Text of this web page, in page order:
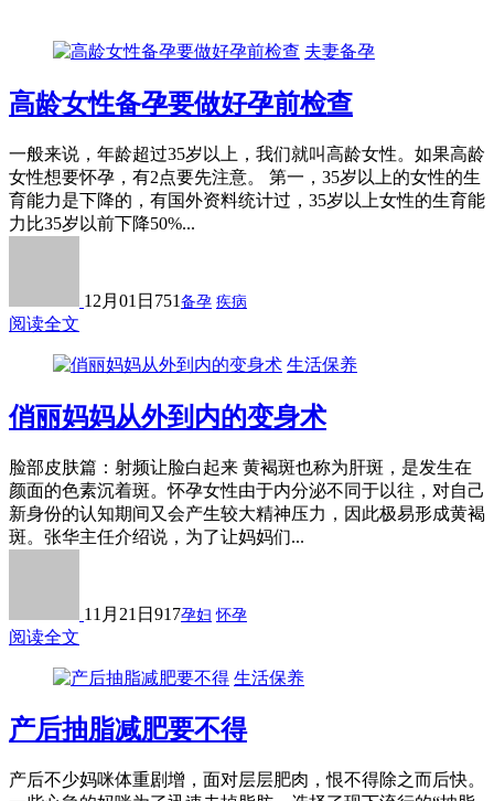
夫妻备孕
高龄女性备孕要做好孕前检查
一般来说，年龄超过35岁以上，我们就叫高龄女性。如果高龄
女性想要怀孕，有2点要先注意。 第一，35岁以上的女性的生
育能力是下降的，有国外资料统计过，35岁以上女性的生育能
力比35岁以前下降50%...
12月01日 751 备孕 疾病
阅读全文
生活保养
俏丽妈妈从外到内的变身术
脸部皮肤篇：射频让脸白起来 黄褐斑也称为肝斑，是发生在
颜面的色素沉着斑。怀孕女性由于内分泌不同于以往，对自己
新身份的认知期间又会产生较大精神压力，因此极易形成黄褐
斑。张华主任介绍说，为了让妈妈们...
11月21日 917孕妇 怀孕
阅读全文
生活保养
产后抽脂减肥要不得
产后不少妈咪体重剧增，面对层层肥肉，恨不得除之而后快。